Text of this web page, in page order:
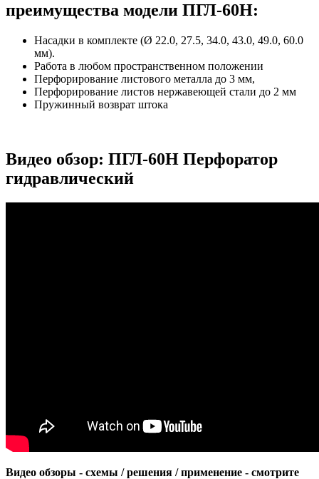
преимущества модели ПГЛ-60Н:
Насадки в комплекте (Ø 22.0, 27.5, 34.0, 43.0, 49.0, 60.0
мм).
Работа в любом пространственном положении
Перфорирование листового металла до 3 мм,
Перфорирование листов нержавеющей стали до 2 мм
Пружинный возврат штока
Видео обзор: ПГЛ-60Н Перфоратор
гидравлический
Видео обзоры - схемы / решения / применение - смотрите